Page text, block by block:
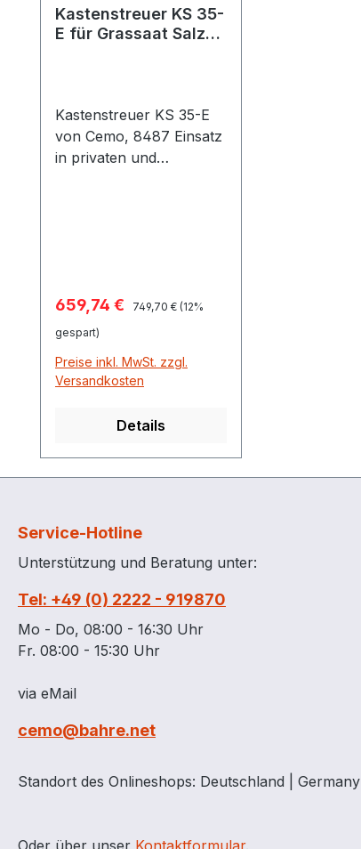
Kastenstreuer KS 35-
E für Grassaat Salz
Kastenstreuer KS 35-E
von Cemo, 8487 Einsatz
in privaten und
Rührwelle aus Edelstahl
mit verschränkten
Streubreite von 60 cm
Streumenge über
stufenlos einstellbar
Einfache, schnelle
Montage
Kunststoff Trichter aus
korrosionsfestem
Stahl verzinkt Stützfuß
klappbar Schubstange
längenverstellbar
Winter- bzw.
mittig geteilt, dadurch
möglich Optionales
Verkaufspreis:
659,74 € Regulärer Preis:
749,70 € (12%
gespart)
Preise inkl. MwSt. zzgl.
Versandkosten
Details
Service-Hotline
Unterstützung und Beratung unter:
Tel: +49 (0) 2222 - 919870
Mo - Do, 08:00 - 16:30 Uhr
Fr. 08:00 - 15:30 Uhr
via eMail
cemo@bahre.net
Standort des Onlineshops: Deutschland | Germany
Oder über unser Kontaktformular.